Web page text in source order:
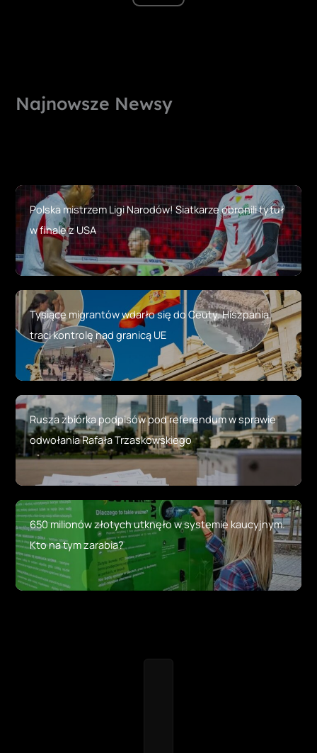
Najnowsze Newsy
Polska mistrzem Ligi Narodów! Siatkarze obronili tytuł
w finale z USA
Tysiące migrantów wdarło się do Ceuty. Hiszpania
traci kontrolę nad granicą UE
Rusza zbiórka podpisów pod referendum w sprawie
odwołania Rafała Trzaskowskiego
650 milionów złotych utknęło w systemie kaucyjnym.
Kto na tym zarabia?